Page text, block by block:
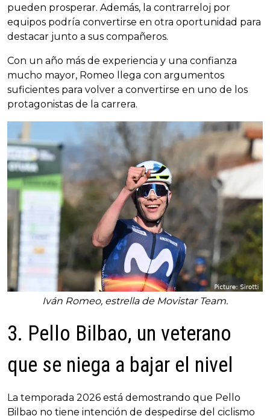
pueden prosperar. Además, la contrarreloj por
equipos podría convertirse en otra oportunidad para
destacar junto a sus compañeros.
Con un año más de experiencia y una confianza
mucho mayor, Romeo llega con argumentos
suficientes para volver a convertirse en uno de los
protagonistas de la carrera.
Iván Romeo, estrella de Movistar Team.
3. Pello Bilbao, un veterano
que se niega a bajar el nivel
La temporada 2026 está demostrando que Pello
Bilbao no tiene intención de despedirse del ciclismo